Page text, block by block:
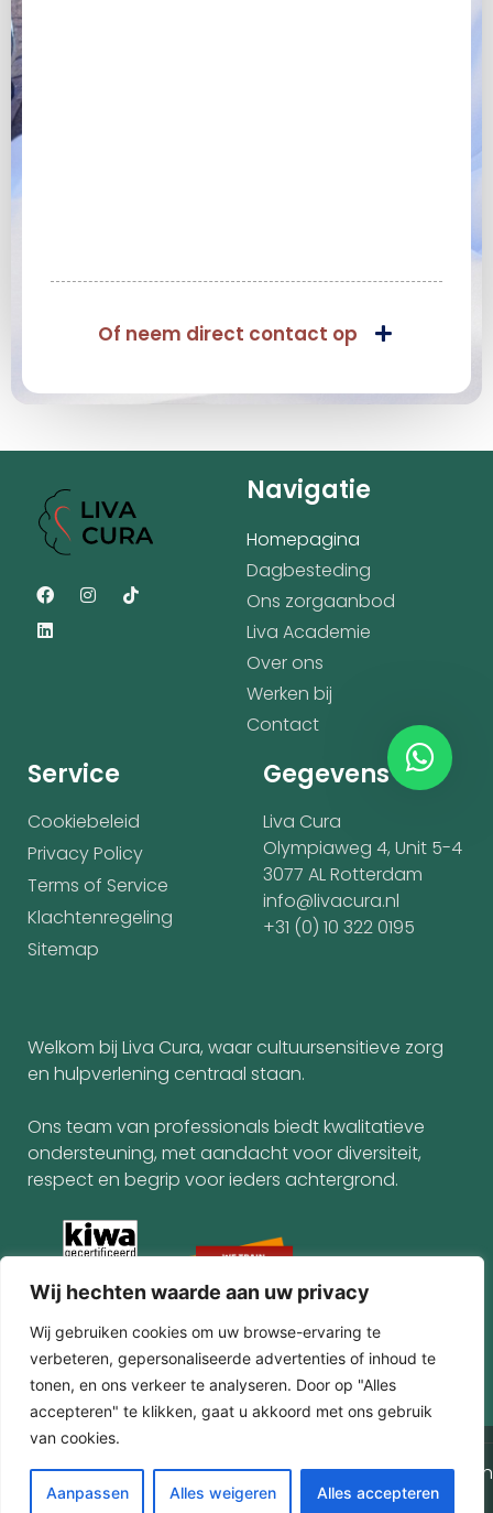
Wij hechten waarde aan uw privacy
Wij gebruiken cookies om uw browse-ervaring te
verbeteren, gepersonaliseerde advertenties of inhoud te
tonen, en ons verkeer te analyseren. Door op "Alles
accepteren" te klikken, gaat u akkoord met ons gebruik
van cookies.
Aanpassen Alles weigeren Alles accepteren
Of neem direct contact op
Navigatie
Homepagina
Dagbesteding
Ons zorgaanbod
Liva Academie
Over ons
Werken bij
Contact
Service
Cookiebeleid
Privacy Policy
Terms of Service
Klachtenregeling
Sitemap
Gegevens
Liva Cura
Olympiaweg 4, Unit 5-4
3077 AL Rotterdam
info@livacura.nl
+31 (0) 10 322 0195
Welkom bij Liva Cura, waar cultuursensitieve zorg
en hulpverlening centraal staan.
Ons team van professionals biedt kwalitatieve
ondersteuning, met aandacht voor diversiteit,
respect en begrip voor ieders achtergrond.
© 2025 Alle rechten gereserveerdAlgemene voorwaarden
Privacy PolicyGemaakt door MHS Media
NL